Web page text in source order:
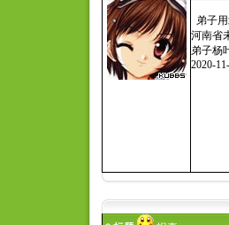
弟子
河南省
弟子杨
2020-